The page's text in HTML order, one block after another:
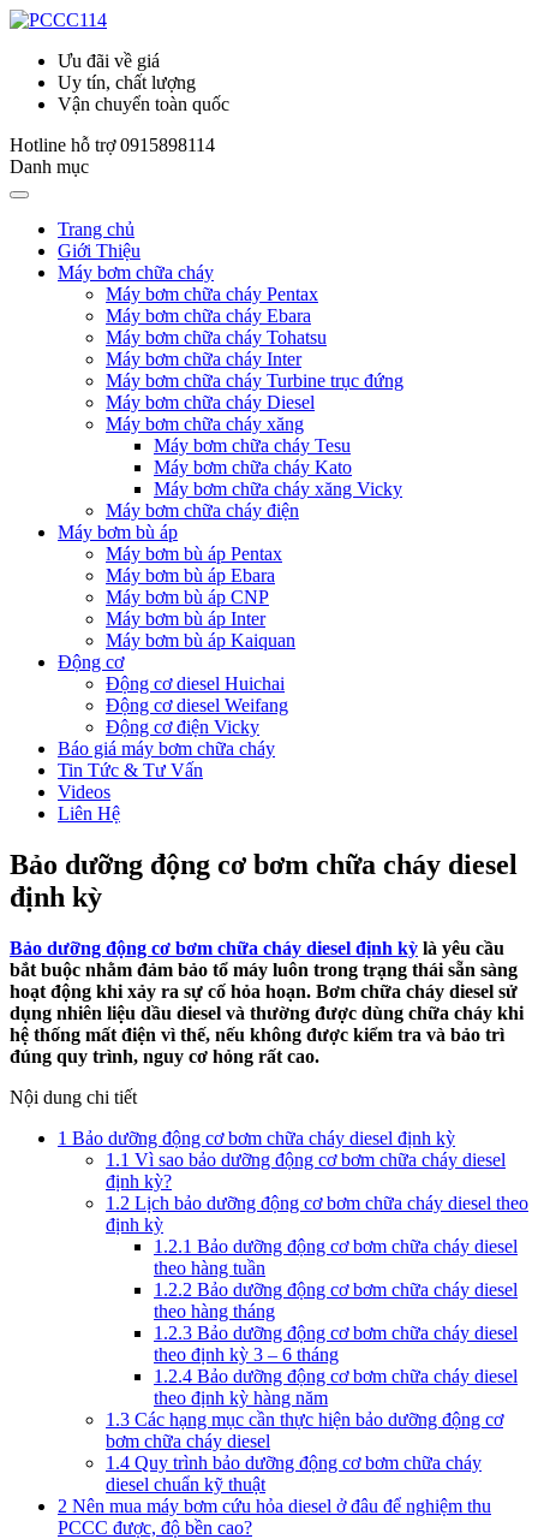
Ưu đãi về giá
Uy tín, chất lượng
Vận chuyển toàn quốc
Hotline hỗ trợ 0915898114
Danh mục
Trang chủ
Giới Thiệu
Máy bơm chữa cháy
Máy bơm chữa cháy Pentax
Máy bơm chữa cháy Ebara
Máy bơm chữa cháy Tohatsu
Máy bơm chữa cháy Inter
Máy bơm chữa cháy Turbine trục đứng
Máy bơm chữa cháy Diesel
Máy bơm chữa cháy xăng
Máy bơm chữa cháy Tesu
Máy bơm chữa cháy Kato
Máy bơm chữa cháy xăng Vicky
Máy bơm chữa cháy điện
Máy bơm bù áp
Máy bơm bù áp Pentax
Máy bơm bù áp Ebara
Máy bơm bù áp CNP
Máy bơm bù áp Inter
Máy bơm bù áp Kaiquan
Động cơ
Động cơ diesel Huichai
Động cơ diesel Weifang
Động cơ điện Vicky
Báo giá máy bơm chữa cháy
Tin Tức & Tư Vấn
Videos
Liên Hệ
Bảo dưỡng động cơ bơm chữa cháy diesel
định kỳ
Bảo dưỡng động cơ bơm chữa cháy diesel định kỳ là yêu cầu
bắt buộc nhằm đảm bảo tổ máy luôn trong trạng thái sẵn sàng
hoạt động khi xảy ra sự cố hỏa hoạn. Bơm chữa cháy diesel sử
dụng nhiên liệu dầu diesel và thường được dùng chữa cháy khi
hệ thống mất điện vì thế, nếu không được kiểm tra và bảo trì
đúng quy trình, nguy cơ hỏng rất cao.
Nội dung chi tiết
1 Bảo dưỡng động cơ bơm chữa cháy diesel định kỳ
1.1 Vì sao bảo dưỡng động cơ bơm chữa cháy diesel
định kỳ?
1.2 Lịch bảo dưỡng động cơ bơm chữa cháy diesel theo
định kỳ
1.2.1 Bảo dưỡng động cơ bơm chữa cháy diesel
theo hàng tuần
1.2.2 Bảo dưỡng động cơ bơm chữa cháy diesel
theo hàng tháng
1.2.3 Bảo dưỡng động cơ bơm chữa cháy diesel
theo định kỳ 3 – 6 tháng
1.2.4 Bảo dưỡng động cơ bơm chữa cháy diesel
theo định kỳ hàng năm
1.3 Các hạng mục cần thực hiện bảo dưỡng động cơ
bơm chữa cháy diesel
1.4 Quy trình bảo dưỡng động cơ bơm chữa cháy
diesel chuẩn kỹ thuật
2 Nên mua máy bơm cứu hỏa diesel ở đâu để nghiệm thu
PCCC được, độ bền cao?